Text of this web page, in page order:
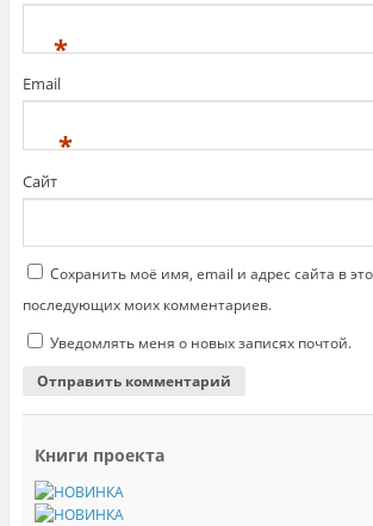
*
Email
*
Сайт
Сохранить моё имя, email и адрес сайта в
последующих моих комментариев.
Уведомлять меня о новых записях почтой.
Книги проекта